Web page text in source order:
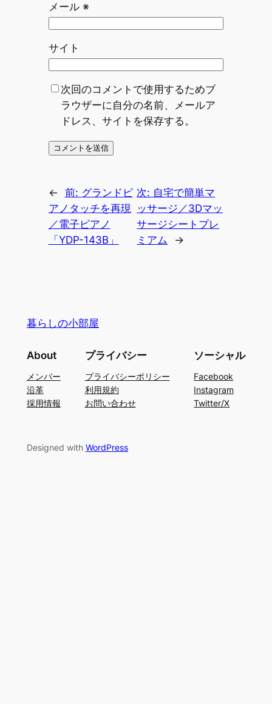
メール ※
サイト
次回のコメントで使用するためブ
ラウザーに自分の名前、メールア
ドレス、サイトを保存する。
← 前: グランドピ
アノタッチを再現
／電子ピアノ
「YDP-143B」
次: 自宅で簡単マ
ッサージ／3Dマッ
サージシートプレ
ミアム
→
暮らしの小部屋
About
メンバー
沿革
採用情報
プライバシー
プライバシーポリシー
利用規約
お問い合わせ
ソーシャル
Facebook
Instagram
Twitter/X
Designed with WordPress